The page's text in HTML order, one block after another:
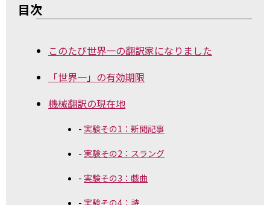
目次
このたび世界一の翻訳家になりました
「世界一」の有効期限
機械翻訳の現在地
実験その1：新聞記事
実験その2：スラング
実験その3：戯曲
実験その4：詩